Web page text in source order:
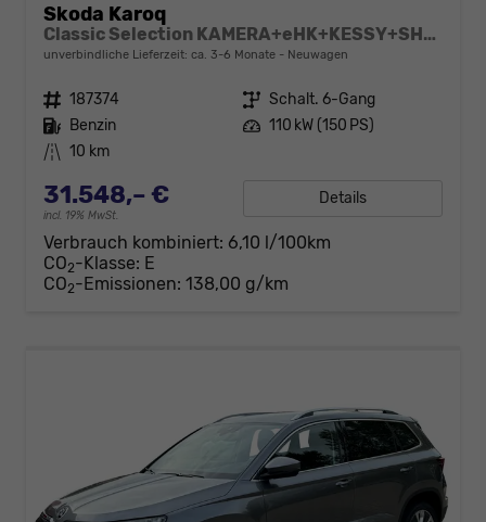
Skoda Karoq
Classic Selection KAMERA+eHK+KESSY+SHZ+SMARTLINK+LED+16" ALU
unverbindliche Lieferzeit: ca. 3-6 Monate Neuwagen
Fahrzeugnr. 187374 Getriebe Schalt. 6-Gang
Kraftstoff Benzin Leistung 110 kW (150 PS)
Kilometerstand 10 km
31.548,– €
incl. 19% MwSt.
Details
Verbrauch kombiniert: 6,10 l/100km
CO2-Klasse: E
CO2-Emissionen: 138,00 g/km